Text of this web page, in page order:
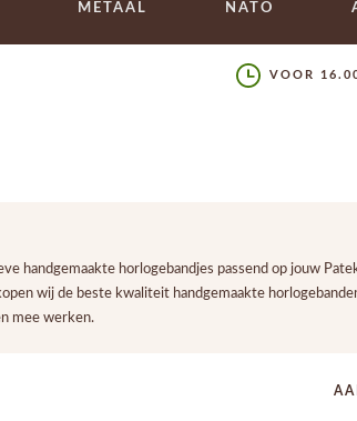
METAAL NATO
VOOR
handgemaakte horlogebandjes passend op jouw
wij de beste kwaliteit handgemaakte
mee werken.